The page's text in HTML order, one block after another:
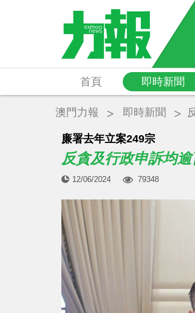
首頁 即時新聞
澳門力報 即時新聞
​廉署去年立案249宗
反貪及行政申訴均逾
12/06/2024 79348